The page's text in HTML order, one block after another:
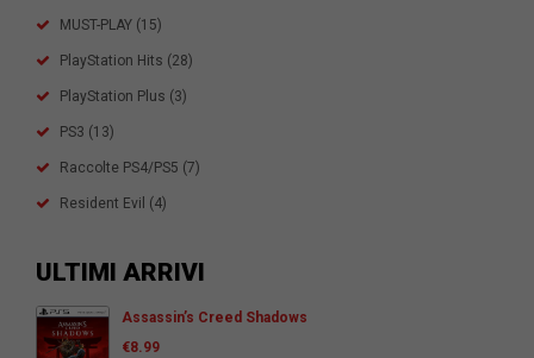
MUST-PLAY (15)
PlayStation Hits (28)
PlayStation Plus (3)
PS3 (13)
Raccolte PS4/PS5 (7)
Resident Evil (4)
ULTIMI ARRIVI
Assassin’s Creed Shadows
€8.99